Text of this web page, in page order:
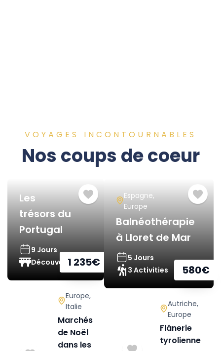
VOYAGES INCONTOURNABLES
Nos coups de coeur
1 235€
Les
trésors du
Portugal
9 Jours
Découverte
Europe,
Italie
Marchés
de Noël
dans les
580€
Espagne,
Europe
Balnéothérapie
à Lloret de Mar
5 Jours
3 Activities
Autriche,
Europe
Flânerie
tyrolienne